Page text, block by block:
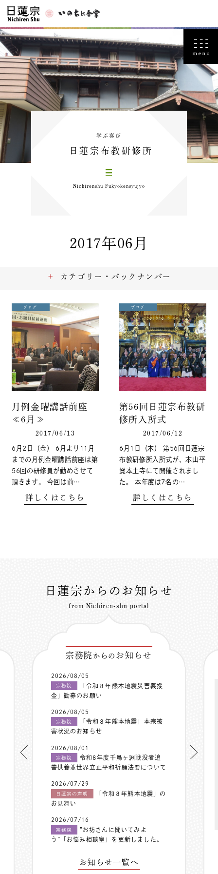
学ぶ喜び
日蓮宗布教研修所
Nichirenshu Fukyokensyujyo
2017年06月
ブログ
月例金曜講話前座
≪6月≫
2017/06/13
6月2日（金） 6月より11月
までの月例金曜講話前座は第
56回の研修員が勤めさせて
頂きます。 今回は前…
詳しくはこちら
ブログ
第56回日蓮宗布教研
修所入所式
2017/06/12
6月1日（木） 第56回日蓮宗
布教研修所入所式が、本山平
賀本土寺にて開催されまし
た。 本年度は7名の…
詳しくはこちら
カテゴリー・バックナンバー
日蓮宗からのお知らせ
from Nichiren-shu portal
宗務院 からの お知らせ
2026/08/05
宗務院
「令和８年熊本地震災害義援
金」勧募のお願い
2026/08/05
宗務院
「令和８年熊本地震」本宗被
害状況のお知らせ
2026/08/01
宗務院
令和8年度千鳥ヶ淵戦没者追
善供養並世界立正平和祈願法要について
2026/07/29
日蓮宗の声明
「令和８年熊本地震」の
お見舞い
2026/07/16
宗務院
”お坊さんに聞いてみよ
う”「お悩み相談室」を更新しました。
お知らせ一覧へ